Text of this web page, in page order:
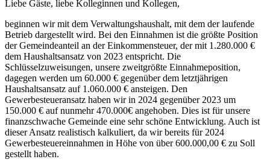
Liebe Gäste, liebe Kolleginnen und Kollegen,
beginnen wir mit dem Verwaltungshaushalt, mit dem der laufende
Betrieb dargestellt wird. Bei den Einnahmen ist die größte Position
der Gemeindeanteil an der Einkommensteuer, der mit 1.280.000 €
dem Haushaltsansatz von 2023 entspricht. Die
Schlüsselzuweisungen, unsere zweitgrößte Einnahmeposition,
dagegen werden um 60.000 € gegenüber dem letztjährigen
Haushaltsansatz auf 1.060.000 € ansteigen. Den
Gewerbesteueransatz haben wir in 2024 gegenüber 2023 um
150.000 € auf nunmehr 470.000€ angehoben. Dies ist für unsere
finanzschwache Gemeinde eine sehr schöne Entwicklung. Auch ist
dieser Ansatz realistisch kalkuliert, da wir bereits für 2024
Gewerbesteuereinnahmen in Höhe von über 600.000,00 € zu Soll
gestellt haben.